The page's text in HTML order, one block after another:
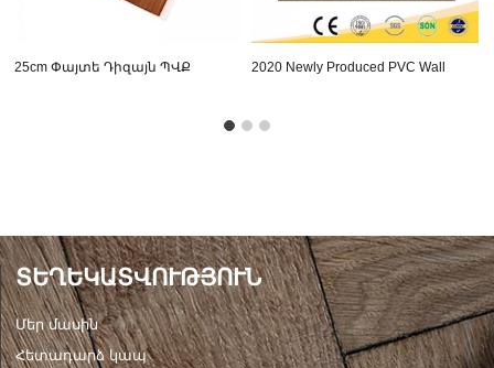
25cm Փայտե Դիզայն ՊՎՔ
2020 Newly Produced PVC Wall
ՏԵՂԵԿԱՏՎՈՒԹՅՈՒՆ
Մեր մասին
Հետադարձ կապ